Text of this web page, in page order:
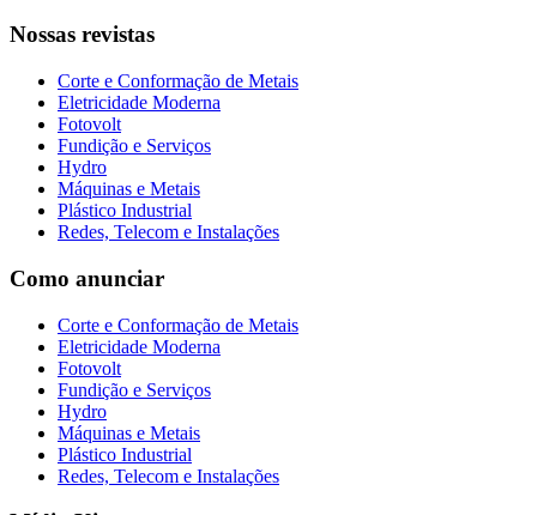
Nossas revistas
Corte e Conformação de Metais
Eletricidade Moderna
Fotovolt
Fundição e Serviços
Hydro
Máquinas e Metais
Plástico Industrial
Redes, Telecom e Instalações
Como anunciar
Corte e Conformação de Metais
Eletricidade Moderna
Fotovolt
Fundição e Serviços
Hydro
Máquinas e Metais
Plástico Industrial
Redes, Telecom e Instalações